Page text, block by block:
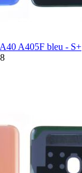
A405F bleu - S+